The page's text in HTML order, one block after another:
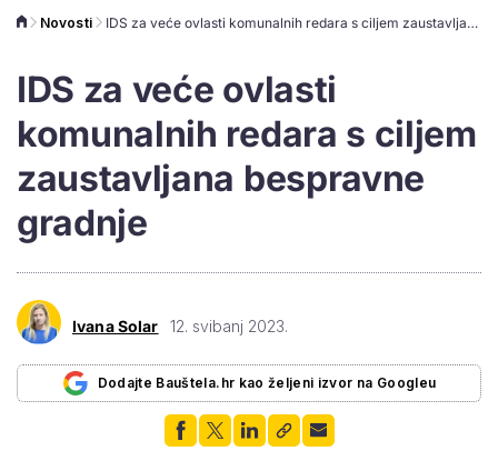
Novosti IDS za veće ovlasti komunalnih redara s ciljem zaustavljana bespravne gradnje
IDS za veće ovlasti
komunalnih redara s ciljem
zaustavljana bespravne
gradnje
Ivana Solar 12. svibanj 2023.
Dodajte Bauštela.hr kao željeni izvor na Googleu